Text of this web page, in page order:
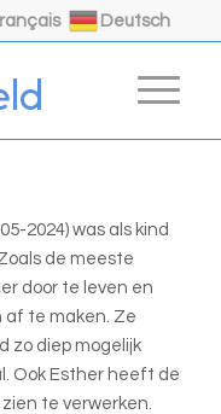
Deutsch
2024) was als kind
de meeste
door te leven en
af te maken. Ze
zo diep mogelijk
Ook Esther heeft de
te verwerken.